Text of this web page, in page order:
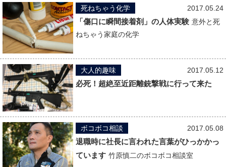
2017.05.24
死ねちゃう化学
「傷口に瞬間接着剤」の人体実験 意外と死
ねちゃう家庭の化学
2017.05.12
大人的趣味
必死！超絶至近距離銃撃戦に行って来た
2017.05.08
ボコボコ相談
退職時に社長に言われた言葉がひっかかっ
ています 竹原慎二のボコボコ相談室